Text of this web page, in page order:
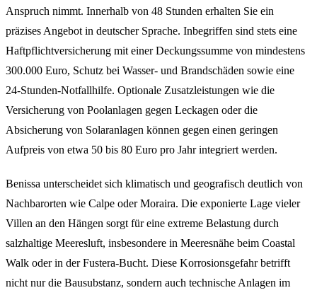
Anspruch nimmt. Innerhalb von 48 Stunden erhalten Sie ein
präzises Angebot in deutscher Sprache. Inbegriffen sind stets eine
Haftpflichtversicherung mit einer Deckungssumme von mindestens
300.000 Euro, Schutz bei Wasser- und Brandschäden sowie eine
24-Stunden-Notfallhilfe. Optionale Zusatzleistungen wie die
Versicherung von Poolanlagen gegen Leckagen oder die
Absicherung von Solaranlagen können gegen einen geringen
Aufpreis von etwa 50 bis 80 Euro pro Jahr integriert werden.
Benissa unterscheidet sich klimatisch und geografisch deutlich von
Nachbarorten wie Calpe oder Moraira. Die exponierte Lage vieler
Villen an den Hängen sorgt für eine extreme Belastung durch
salzhaltige Meeresluft, insbesondere in Meeresnähe beim Coastal
Walk oder in der Fustera-Bucht. Diese Korrosionsgefahr betrifft
nicht nur die Bausubstanz, sondern auch technische Anlagen im